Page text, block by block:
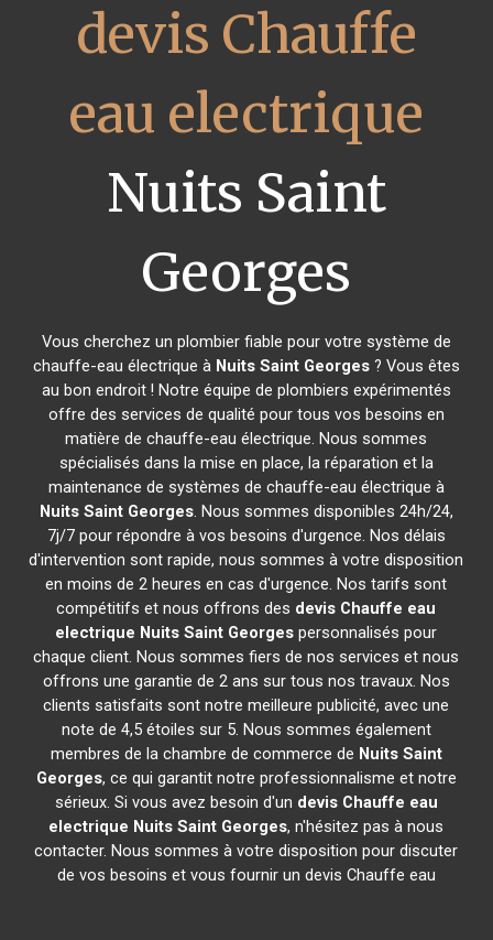
devis Chauffe
eau electrique
Nuits Saint
Georges
Vous cherchez un plombier fiable pour votre système de
chauffe-eau électrique à Nuits Saint Georges? Vous êtes
au bon endroit ! Notre équipe de plombiers expérimentés
offre des services de qualité pour tous vos besoins en
matière de chauffe-eau électrique. Nous sommes
spécialisés dans la mise en place, la réparation et la
maintenance de systèmes de chauffe-eau électrique à
Nuits Saint Georges. Nous sommes disponibles 24h/24,
7j/7 pour répondre à vos besoins d'urgence. Nos délais
d'intervention sont rapide, nous sommes à votre disposition
en moins de 2 heures en cas d'urgence. Nos tarifs sont
compétitifs et nous offrons des devis Chauffe eau
electrique Nuits Saint Georges personnalisés pour
chaque client. Nous sommes fiers de nos services et nous
offrons une garantie de 2 ans sur tous nos travaux. Nos
clients satisfaits sont notre meilleure publicité, avec une
note de 4,5 étoiles sur 5. Nous sommes également
membres de la chambre de commerce de Nuits Saint
Georges, ce qui garantit notre professionnalisme et notre
sérieux. Si vous avez besoin d'un devis Chauffe eau
electrique Nuits Saint Georges, n'hésitez pas à nous
contacter. Nous sommes à votre disposition pour discuter
de vos besoins et vous fournir un devis Chauffe eau